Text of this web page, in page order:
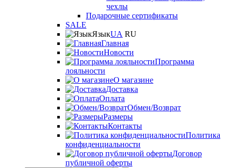
чехлы
Подарочные сертификаты
SALE
ЯзыкUA RU
Главная
Новости
Программа
лояльности
О магазине
Доставка
Оплата
Обмен/Возврат
Размеры
Контакты
Политика
конфиденциальности
Договор
публичной оферты